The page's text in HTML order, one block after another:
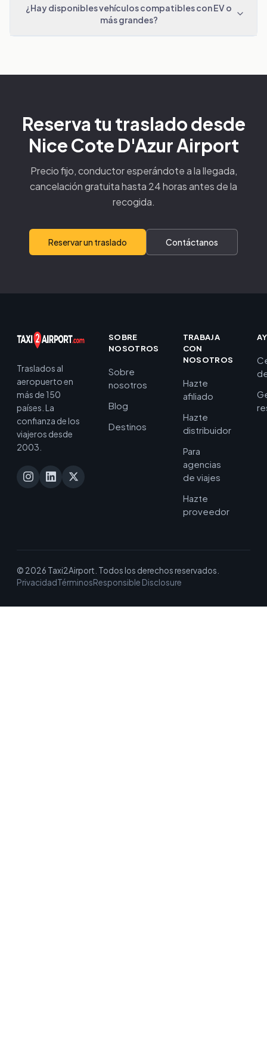
¿Hay disponibles vehículos compatibles con EV o
más grandes?
Reserva tu traslado desde
Nice Cote D'Azur Airport
Precio fijo, conductor esperándote a la llegada,
cancelación gratuita hasta 24 horas antes de la
recogida.
Reservar un traslado Contáctanos
Traslados al
aeropuerto en
más de 150
países. La
confianza de los
viajeros desde
2003.
SOBRE
NOSOTROS
Sobre
nosotros
Blog
Destinos
TRABAJA
CON
NOSOTROS
Hazte
afiliado
Hazte
distribuidor
Para
agencias
de viajes
Hazte
proveedor
© 2026 Taxi2Airport. Todos los derechos reservados.
PrivacidadTérminosResponsible Disclosure